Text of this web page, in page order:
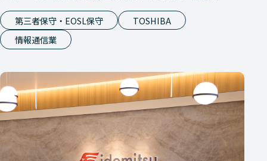
三者保守サービス）
第三者保守・EOSL保守
TOSHIBA
情報通信業